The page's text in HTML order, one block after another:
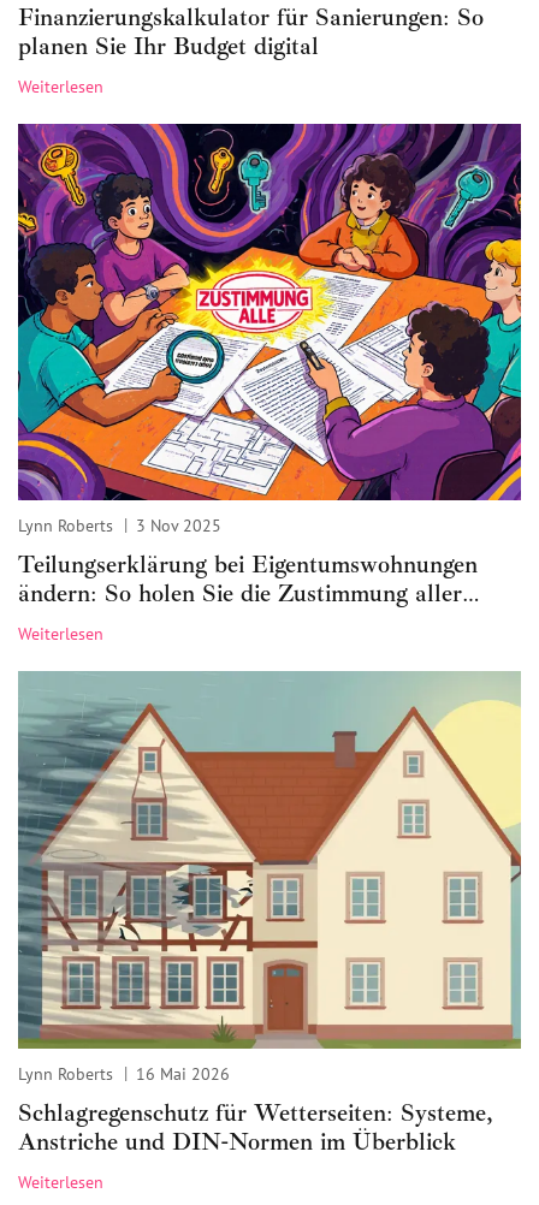
Finanzierungskalkulator für Sanierungen: So
planen Sie Ihr Budget digital
Weiterlesen
Lynn Roberts 3 Nov 2025
Teilungserklärung bei Eigentumswohnungen
ändern: So holen Sie die Zustimmung aller
Eigentümer ein
Weiterlesen
Lynn Roberts 16 Mai 2026
Schlagregenschutz für Wetterseiten: Systeme,
Anstriche und DIN-Normen im Überblick
Weiterlesen